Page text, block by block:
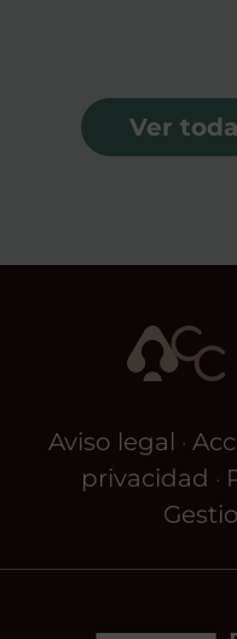
Ver
Aviso legal ·
privacidad ·